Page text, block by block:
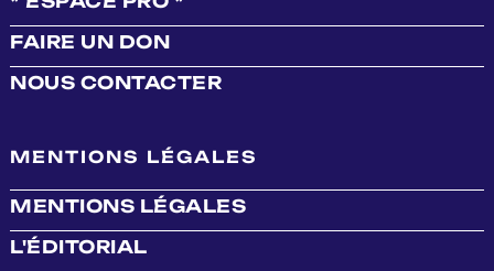
FAIRE UN DON
NOUS CONTACTER
MENTIONS LÉGALES
MENTIONS LÉGALES
L'ÉDITORIAL